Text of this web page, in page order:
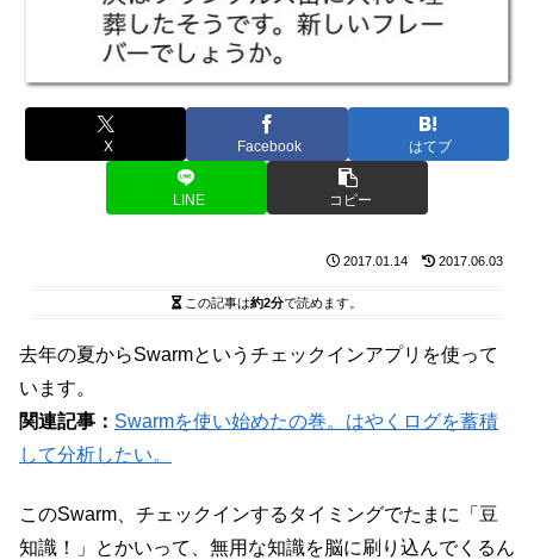
X Facebook はてブ
LINE コピー
2017.01.14 2017.06.03
この記事は約2分で読めます。
去年の夏からSwarmというチェックインアプリを使って
います。
関連記事： Swarmを使い始めたの巻。はやくログを蓄積
して分析したい。
このSwarm、チェックインするタイミングでたまに「豆
知識！」とかいって、無用な知識を脳に刷り込んでくるん